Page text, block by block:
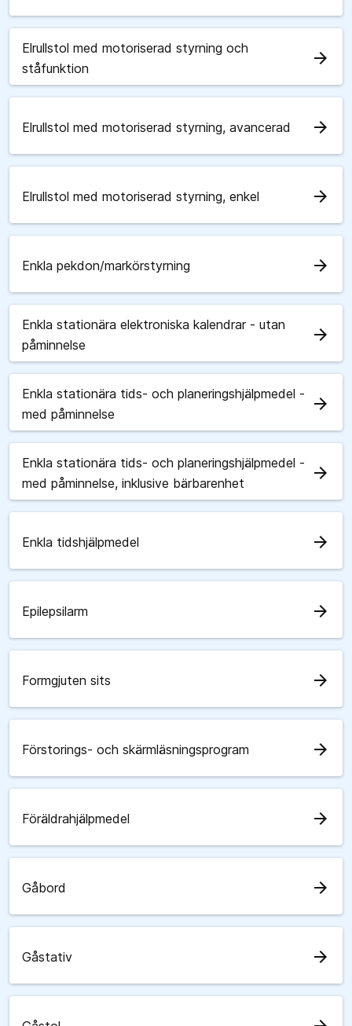
Elrullstol med motoriserad styrning och
ståfunktion
arrow_forward
Elrullstol med motoriserad styrning, avancerad arrow_forward
Elrullstol med motoriserad styrning, enkel arrow_forward
Enkla pekdon/markörstyrning arrow_forward
Enkla stationära elektroniska kalendrar - utan
påminnelse
arrow_forward
Enkla stationära tids- och planeringshjälpmedel -
med påminnelse
arrow_forward
Enkla stationära tids- och planeringshjälpmedel -
med påminnelse, inklusive bärbarenhet
arrow_forward
Enkla tidshjälpmedel arrow_forward
Epilepsilarm arrow_forward
Formgjuten sits arrow_forward
Förstorings- och skärmläsningsprogram arrow_forward
Föräldrahjälpmedel arrow_forward
Gåbord arrow_forward
Gåstativ arrow_forward